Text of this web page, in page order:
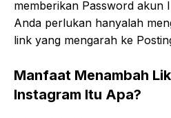
memberikan Password akun
Anda perlukan hanyalah
link yang mengarah ke
Manfaat Menambah
Instagram Itu Apa?